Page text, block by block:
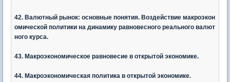
42. Валютный рынок: основные понятия. Воздействие макроэкон
омической политики на динамику равновесного реального валют
ного курса.
43. Макроэкономическое равновесие в открытой экономике.
44. Макроэкономическая политика в открытой экономике.